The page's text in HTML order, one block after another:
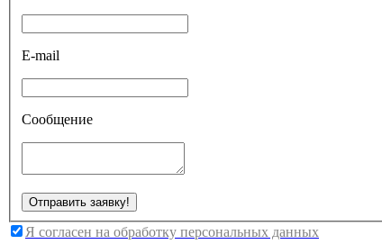
E-mail
Сообщение
Я согласен на обработку персональных данных